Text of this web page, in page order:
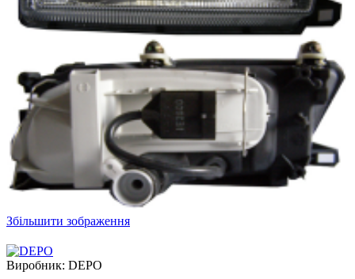
Збільшити зображення
Виробник: DEPO